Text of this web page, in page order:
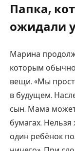
Папка,
ожидали
Марина
которым
вещи. «Мы
в будущем.
сын. Мама может
бумагах.
один ребёнок